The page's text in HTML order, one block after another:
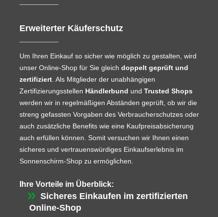
Erweiterter Käuferschutz
Um Ihren Einkauf so sicher wie möglich zu gestalten, wird
unser Online-Shop für Sie gleich doppelt geprüft und
zertifiziert. Als Mitglieder der unabhängigen
Zertifizierungsstellen Händlerbund und Trusted Shops
werden wir in regelmäßigen Abständen geprüft, ob wir die
streng gefassten Vorgaben des Verbraucherschutzes oder
auch zusätzliche Benefits wie eine Kaufpreisabsicherung
auch erfüllen können. Somit versuchen wir Ihnen einen
sicheres und vertrauenswürdiges Einkaufserlebnis im
Sonnenschirm-Shop zu ermöglichen.
Ihre Vorteile im Überblick:
Sicheres Einkaufen im zertifizierten
Online-Shop